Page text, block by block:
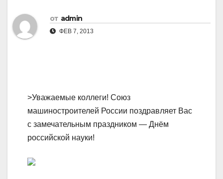
от admin
ФЕВ 7, 2013
>Уважаемые коллеги! Союз
машиностроителей России поздравляет Вас
с замечательным праздником — Днём
российской науки!